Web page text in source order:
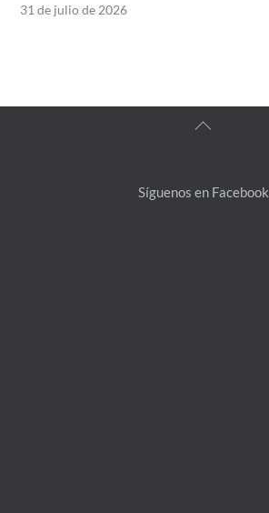
31 de julio de 2026
Back
Síguenos en Facebook